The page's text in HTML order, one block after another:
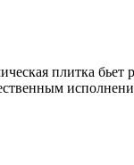
плитка бьет